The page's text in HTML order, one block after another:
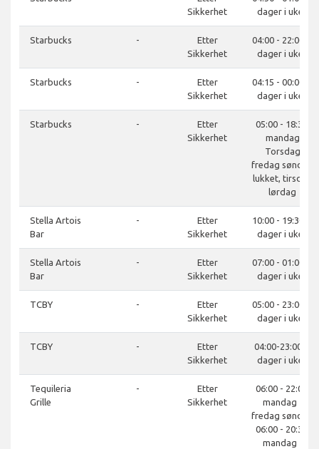
Sikkerhet
dager i uken
Starbucks -
Etter
Sikkerhet
04:00 - 22:00, 7
dager i uken
Starbucks -
Etter
Sikkerhet
04:15 - 00:00, 7
dager i uken
Starbucks -
Etter
Sikkerhet
05:00 - 18:30,
mandag
Torsdag
fredag søndag
lukket, tirsdag
lørdag
Stella Artois
Bar
-
Etter
Sikkerhet
10:00 - 19:30, 7
dager i uken
Stella Artois
Bar
-
Etter
Sikkerhet
07:00 - 01:00, 7
dager i uken
TCBY -
Etter
Sikkerhet
05:00 - 23:00, 7
dager i uken
TCBY -
Etter
Sikkerhet
04:00-23:00, 7
dager i uken
Tequileria
Grille
-
Etter
Sikkerhet
06:00 - 22:00,
mandag -
fredag søndag
06:00 - 20:30,
mandag -